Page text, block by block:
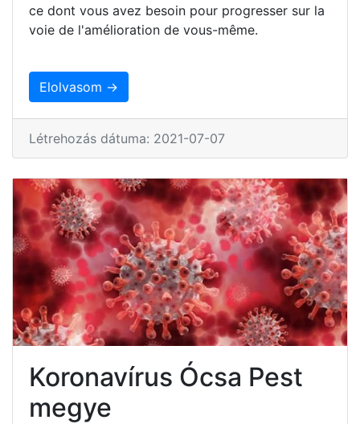
ce dont vous avez besoin pour progresser sur la
voie de l'amélioration de vous-même.
Elolvasom →
Létrehozás dátuma: 2021-07-07
Koronavírus Ócsa Pest
megye